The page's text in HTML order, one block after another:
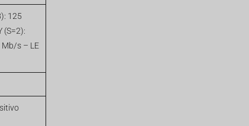
125
(S=2):
Mb/s – LE